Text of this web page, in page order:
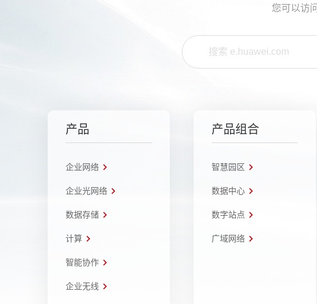
您可以访问
产品
企业网络
企业光网络
数据存储
计算
智能协作
企业无线
产品组合
智慧园区
数据中心
数字站点
广域网络